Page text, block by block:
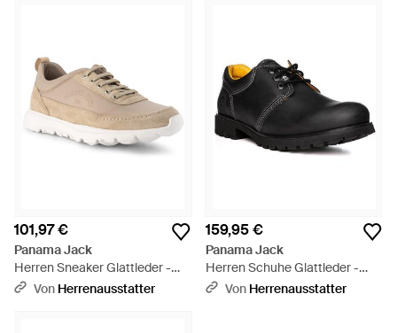
101,97 €
Panama Jack
Herren Sneaker Glattleder -
Natur
Von Herrenausstatter
159,95 €
Panama Jack
Herren Schuhe Glattleder -
Schwarz
Von Herrenausstatter